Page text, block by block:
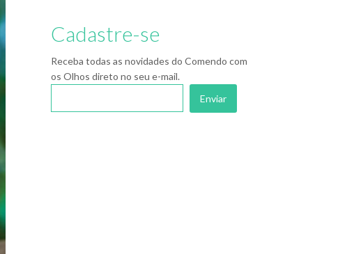
Cadastre-se
Receba todas as novidades do Comendo com
os Olhos direto no seu e-mail.